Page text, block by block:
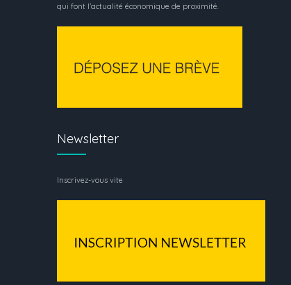
qui font l’actualité économique de proximité.
Newsletter
Inscrivez-vous vite